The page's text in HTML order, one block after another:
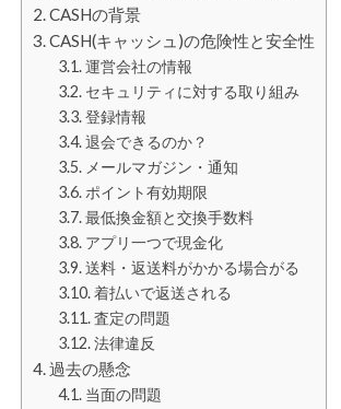
CASHの背景
CASH(キャッシュ)の危険性と安全性
運営会社の情報
セキュリティに対する取り組み
登録情報
退会できるのか？
メールマガジン・通知
ポイント有効期限
最低換金額と交換手数料
アプリ一つで現金化
送料・返送料がかかる場合がる
着払いで返送される
査定の問題
法律違反
過去の懸念
当面の問題